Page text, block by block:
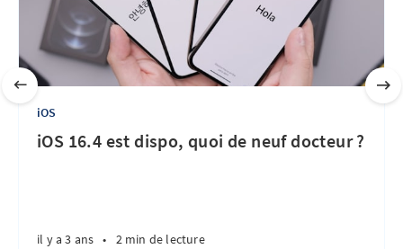
iOS
iOS 16.4 est dispo, quoi de neuf docteur ?
il y a 3 ans • 2 min de lecture